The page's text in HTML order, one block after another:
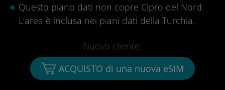
Questo piano dati non copre Cipro del Nord.
L’area è inclusa nei piani dati della Turchia.
Nuovo cliente:
ACQUISTO di una nuova eSIM